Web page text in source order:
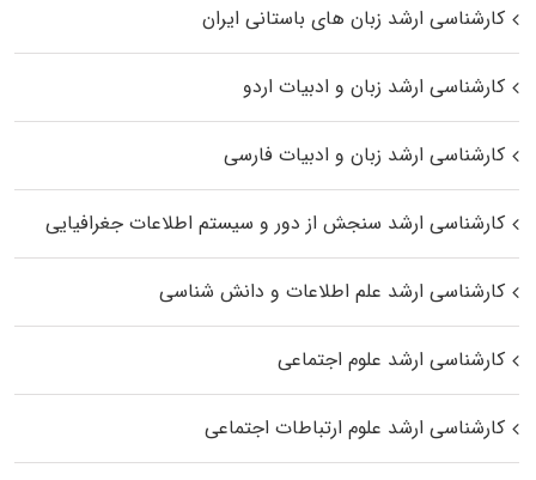
کارشناسی ارشد زبان‌ های باستانی ایران
کارشناسی ارشد زبان و ادبیات اردو
کارشناسی ارشد زبان و ادبیات فارسی
کارشناسی ارشد سنجش از دور و سیستم اطلاعات جغرافیایی
کارشناسی ارشد علم اطلاعات و دانش شناسی
کارشناسی ارشد علوم اجتماعی
کارشناسی ارشد علوم ارتباطات اجتماعی